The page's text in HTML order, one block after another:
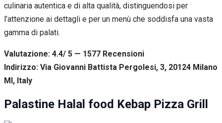
culinaria autentica e di alta qualità, distinguendosi per
l’attenzione ai dettagli e per un menù che soddisfa una vasta
gamma di palati.
Valutazione: 4.4/ 5 — 1577 Recensioni
Indirizzo: Via Giovanni Battista Pergolesi, 3, 20124 Milano
MI, Italy
Palastine Halal food Kebap Pizza Grill